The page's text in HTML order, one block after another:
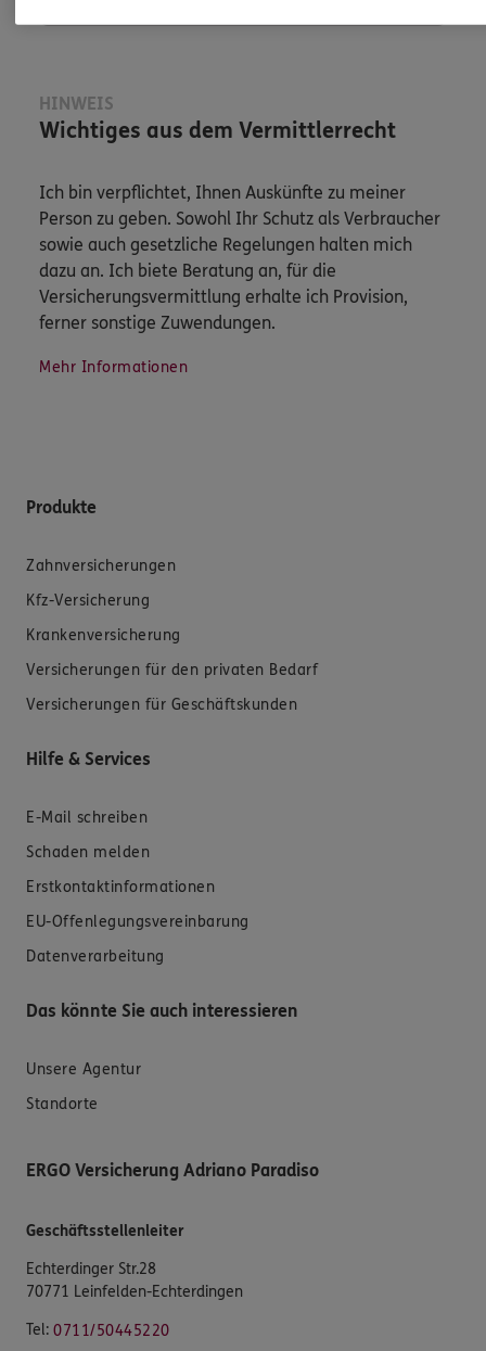
HINWEIS
Wichtiges aus dem Vermittlerrecht
Ich bin verpflichtet, Ihnen Auskünfte zu meiner
Person zu geben. Sowohl Ihr Schutz als Verbraucher
sowie auch gesetzliche Regelungen halten mich
dazu an. Ich biete Beratung an, für die
Versicherungsvermittlung erhalte ich Provision,
ferner sonstige Zuwendungen.
Mehr Informationen
Produkte
Zahnversicherungen
Kfz-Versicherung
Krankenversicherung
Versicherungen für den privaten Bedarf
Versicherungen für Geschäftskunden
Hilfe & Services
E-Mail schreiben
Schaden melden
Erstkontaktinformationen
EU-Offenlegungsvereinbarung
Datenverarbeitung
Das könnte Sie auch interessieren
Unsere Agentur
Standorte
ERGO Versicherung Adriano Paradiso
Geschäftsstellenleiter
Echterdinger Str.28
70771 Leinfelden-Echterdingen
Tel: 0711/50445220